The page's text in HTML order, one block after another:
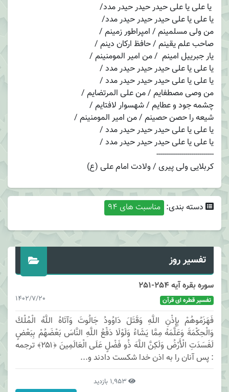
یا علی یا علی حیدر حیدر حیدر مدد/
یا علی یا علی حیدر حیدر حیدر مدد/
من ولی مسلمینم / امپراطور زمینم /
صاحب علم یقینم / حافظ ارکان دینم /
یار جبرییل امینم / من امیر المومنینم /
یا علی یا علی حیدر حیدر حیدر مدد /
یا علی یا علی حیدر حیدر حیدر مدد /
من وصی مصطفایم / من علی المرتضایم /
چشمه جود و عطایم / شهسوار لافتایم /
شیعه را حصن حصینم / من امیر المومنینم /
یا علی یا علی حیدر حیدر حیدر مدد /
یا علی یا علی حیدر حیدر حیدر مدد /
----------------------------
کربلایی ولی پیری / ولادت امام علی (ع)
دسته بندی: مناسبت های 94
تفسیر روز
سوره بقره آیه 254-251
1402/7/20 تفسیر قطره ای قرآن
فَهَزَمُوهُمْ بِإِذْنِ اللَّهِ وَقَتَلَ دَاوُودُ جَالُوتَ وَآتَاهُ اللَّهُ الْمُلْكَ
وَالْحِكْمَةَ وَعَلَّمَهُ مِمَّا يَشَاءُ وَلَوْلَا دَفْعُ اللَّهِ النَّاسَ بَعْضَهُمْ بِبَعْضٍ
لَفَسَدَتِ الْأَرْضُ وَلَكِنَّ اللَّهَ ذُو فَضْلٍ عَلَى الْعَالَمِينَ ﴿۲۵۱﴾ ترجمه
: پس آنان را به اذن خدا شكست دادند و...